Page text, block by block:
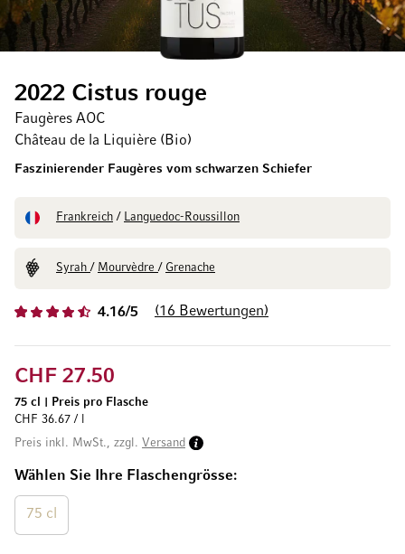
4.16/5 16 Bewertungen
2022 Cistus rouge
Faugères AOC
Château de la Liquière (Bio)
Faszinierender Faugères vom schwarzen Schiefer
Frankreich / Languedoc-Roussillon
Syrah/ Mourvèdre/ Grenache
Wählen Sie Ihre Flaschengrösse
75 cl
CHF 27.50
75 cl
Preis pro Flasche
CHF 36.67 / l
Preis inkl. MwSt., zzgl. Versand